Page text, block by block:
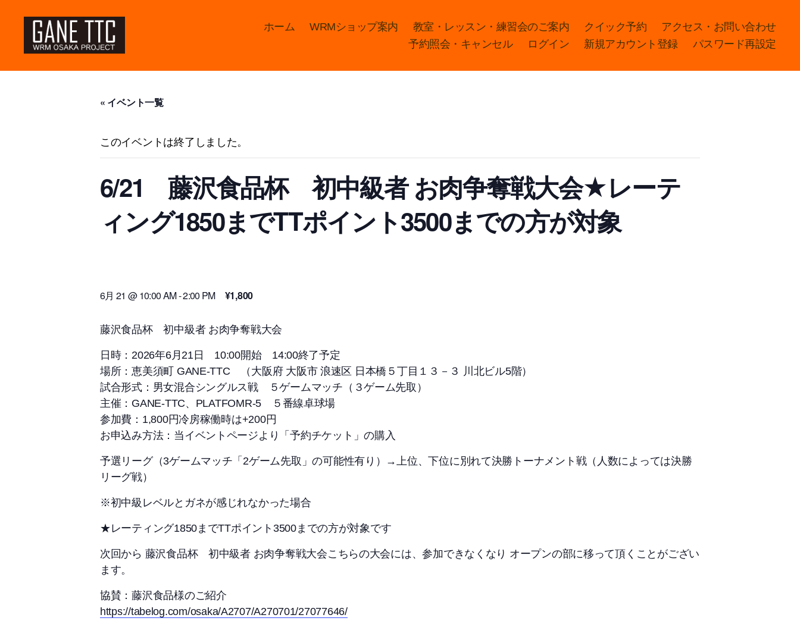
ホーム WRMショップ案内 教室・レッスン・練習会のご案内 クイック予約
アクセス・お問い合わせ
予約照会・キャンセル
ログイン 新規アカウント登録 パスワード再設定
« イベント一覧
このイベントは終了しました。
6/21 藤沢食品杯 初中級者 お肉争奪戦大会★レーテ
ィング1850までTTポイント3500までの方が対象
6月 21 @ 10:00 AM-2:00 PM ¥1,800
藤沢食品杯 初中級者 お肉争奪戦大会
日時：2026年6月21日 10:00開始 14:00終了予定
場所：恵美須町 GANE-TTC （大阪府 大阪市 浪速区 日本橋５丁目１３－３ 川北ビル5階）
試合形式：男女混合シングルス戦 ５ゲームマッチ（３ゲーム先取）
主催：GANE-TTC、PLATFOMR-5 ５番線卓球場
参加費：1,800円冷房稼働時は+200円
お申込み方法：当イベントページより「予約チケット」の購入
予選リーグ（3ゲームマッチ「2ゲーム先取」の可能性有り）→上位、下位に別れて決勝トーナメント戦（人数によっては決勝
リーグ戦）
※初中級レベルとガネが感じれなかった場合
★レーティング1850までTTポイント3500までの方が対象です
次回から 藤沢食品杯 初中級者 お肉争奪戦大会こちらの大会には、参加できなくなり オープンの部に移って頂くことがござい
ます。
協賛：藤沢食品様のご紹介
https://tabelog.com/osaka/A2707/A270701/27077646/